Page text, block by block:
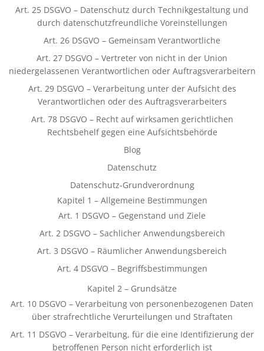
Art. 25 DSGVO – Datenschutz durch Technikgestaltung und
durch datenschutzfreundliche Voreinstellungen
Art. 26 DSGVO – Gemeinsam Verantwortliche
Art. 27 DSGVO – Vertreter von nicht in der Union
niedergelassenen Verantwortlichen oder Auftragsverarbeitern
Art. 29 DSGVO – Verarbeitung unter der Aufsicht des
Verantwortlichen oder des Auftragsverarbeiters
Art. 78 DSGVO – Recht auf wirksamen gerichtlichen
Rechtsbehelf gegen eine Aufsichtsbehörde
Blog
Datenschutz
Datenschutz-Grundverordnung
Kapitel 1 – Allgemeine Bestimmungen
Art. 1 DSGVO – Gegenstand und Ziele
Art. 2 DSGVO – Sachlicher Anwendungsbereich
Art. 3 DSGVO – Räumlicher Anwendungsbereich
Art. 4 DSGVO – Begriffsbestimmungen
Kapitel 2 – Grundsätze
Art. 10 DSGVO – Verarbeitung von personenbezogenen Daten
über strafrechtliche Verurteilungen und Straftaten
Art. 11 DSGVO – Verarbeitung, für die eine Identifizierung der
betroffenen Person nicht erforderlich ist